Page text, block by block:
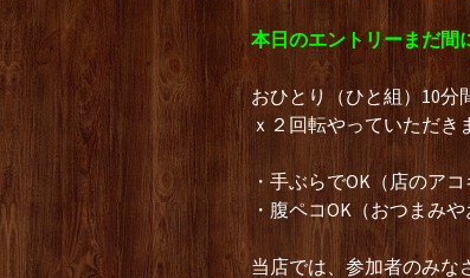
本日のエントリーまだ間
おひとり（ひと組）10分
ｘ２回転やっていただき
・手ぶらでOK（店のア
・腹ペコOK（おつまみ
当店では、参加者のみな